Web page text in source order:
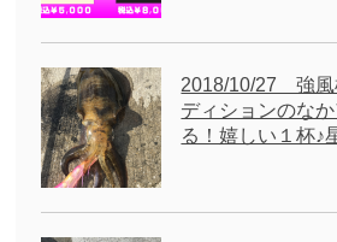
2018/10/27 強風
ディションのな
る！嬉しい１杯♪